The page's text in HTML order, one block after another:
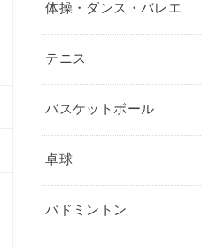
体操・ダンス・バレエ
テニス
バスケットボール
卓球
バドミントン